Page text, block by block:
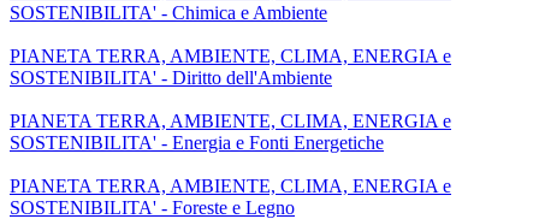
SOSTENIBILITA' - Chimica e Ambiente
PIANETA TERRA, AMBIENTE, CLIMA, ENERGIA e
SOSTENIBILITA' - Diritto dell'Ambiente
PIANETA TERRA, AMBIENTE, CLIMA, ENERGIA e
SOSTENIBILITA' - Energia e Fonti Energetiche
PIANETA TERRA, AMBIENTE, CLIMA, ENERGIA e
SOSTENIBILITA' - Foreste e Legno